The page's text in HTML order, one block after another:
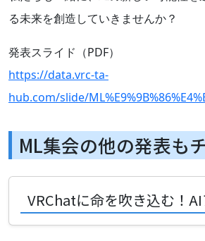
る未来を創造していきませんか？
発表スライド（PDF）
https://data.vrc-ta-
hub.com/slide/
ML集会の他の発表も